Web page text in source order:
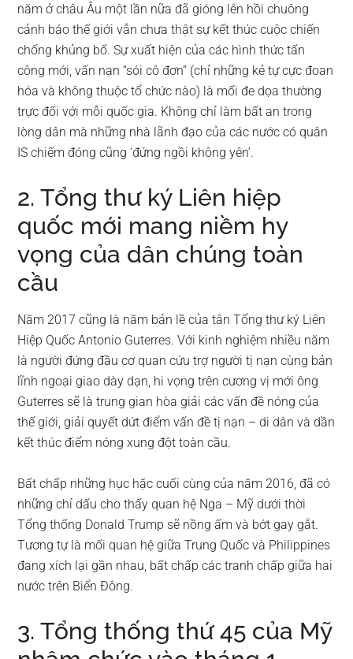
năm ở châu Âu một lần nữa đã gióng lên hồi chuông
cảnh báo thế giới vẫn chưa thật sự kết thúc cuộc chiến
chống khủng bố. Sự xuất hiện của các hình thức tấn
công mới, vấn nạn “sói cô đơn” (chỉ những kẻ tự cực đoan
hóa và không thuộc tổ chức nào) là mối đe dọa thường
trực đối với mỗi quốc gia. Không chỉ làm bất an trong
lòng dân mà những nhà lãnh đạo của các nước có quân
IS chiếm đóng cũng ‘đứng ngồi không yên’.
2. Tổng thư ký Liên hiệp
quốc mới mang niềm hy
vọng của dân chúng toàn
cầu
Năm 2017 cũng là năm bản lề của tân Tổng thư ký Liên
Hiệp Quốc Antonio Guterres. Với kinh nghiệm nhiều năm
là người đứng đầu cơ quan cứu trợ người tị nạn cùng bản
lĩnh ngoại giao dày dạn, hi vọng trên cương vị mới ông
Guterres sẽ là trung gian hòa giải các vấn đề nóng của
thế giới, giải quyết dứt điểm vấn đề tị nạn – di dân và dần
kết thúc điểm nóng xung đột toàn cầu.
Bất chấp những hục hặc cuối cùng của năm 2016, đã có
những chỉ dấu cho thấy quan hệ Nga – Mỹ dưới thời
Tổng thống Donald Trump sẽ nồng ấm và bớt gay gắt.
Tương tự là mối quan hệ giữa Trung Quốc và Philippines
đang xích lại gần nhau, bất chấp các tranh chấp giữa hai
nước trên Biển Đông.
3. Tổng thống thứ 45 của Mỹ